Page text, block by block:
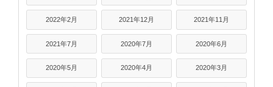
2022年2月 2021年12月 2021年11月
2021年7月 2020年7月 2020年6月
2020年5月 2020年4月 2020年3月